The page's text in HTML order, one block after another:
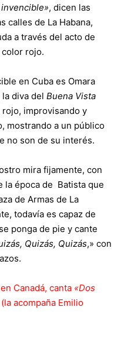
, dicen las
calles de La Habana,
a través del acto de
rojo.
en Cuba es Omara
diva del Buena Vista
improvisando y
mostrando a un público
no son de su interés.
mira fijamente, con
la época de Batista que
de Armas de La
todavía es capaz de
ponga de pie y cante
Quizás, Quizás,» con
Canadá, canta «Dos
(la acompaña Emilio